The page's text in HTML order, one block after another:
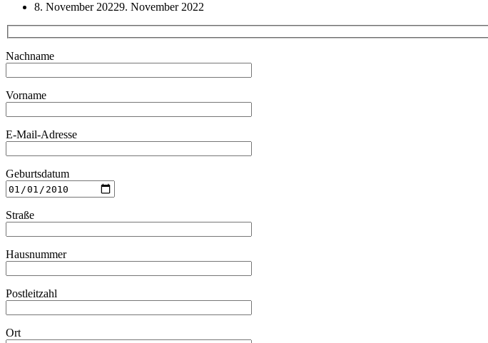
8. November 20229. November 2022
Nachname
Vorname
E-Mail-Adresse
Geburtsdatum
Straße
Hausnummer
Postleitzahl
Ort